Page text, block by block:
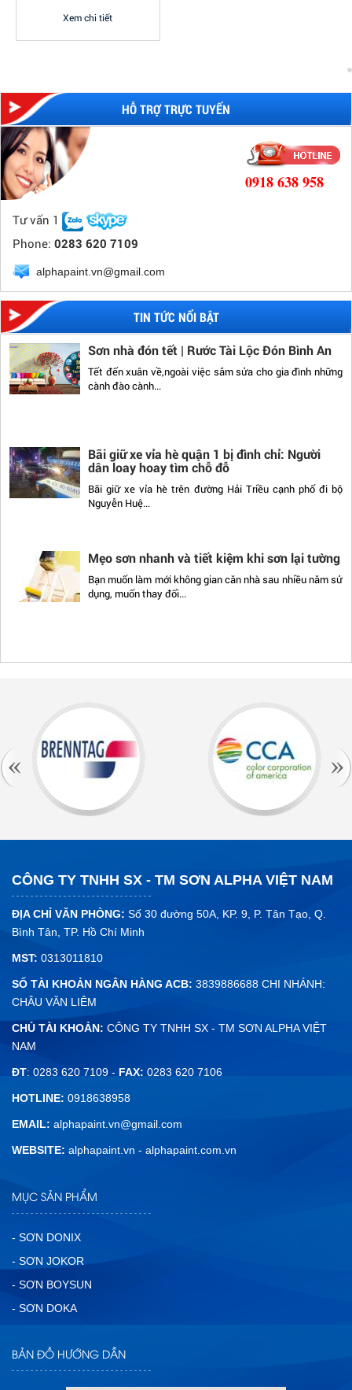
Xem chi tiết
HỖ TRỢ TRỰC TUYẾN
0918 638 958
Tư vấn 1
Phone: 0283 620 7109
alphapaint.vn@gmail.com
TIN TỨC NỔI BẬT
Bãi giữ xe vỉa hè quận 1 bị đình chỉ: Người
Mẹo sơn nhanh và tiết kiệm khi sơn lại tường
Bạn muốn làm mới không gian căn nhà sau nhiều năm sử
Kiến thức cơ bản liên quan tới bột bả
Bột trét tường là gì? Tại sao phải dùng bột trét tường?
Bột trét tường...
Sơn nhà đón tết | Rước Tài Lộc Đón Bình An
Tết đến xuân về,ngoài việc sắm sửa cho gia đình những
cành đào cành...
Bãi giữ xe vỉa hè quận 1 bị đình chỉ: Người
dân loay hoay tìm chỗ đỗ
Bãi giữ xe vỉa hè trên đường Hải Triều cạnh phố đi bộ
Nguyễn Huệ...
Mẹo sơn nhanh và tiết kiệm khi sơn lại tường
Bạn muốn làm mới không gian căn nhà sau nhiều năm sử
dụng, muốn thay đổi...
Kiến thức cơ bản liên quan tới bột bả
Sơn nhà đón tết | Rước Tài Lộc Đón Bình An
Tết đến xuân về,ngoài việc sắm sửa cho gia đình những
cành đào cành...
CÔNG TY TNHH SX - TM SƠN ALPHA VIỆT NAM
ĐỊA CHỈ VĂN PHÒNG: Số 30 đường 50A, KP. 9, P. Tân Tạo, Q.
Bình Tân, TP. Hồ Chí Minh
MST: 0313011810
SỐ TÀI KHOẢN NGÂN HÀNG ACB: 3839886688 CHI NHÁNH:
CHÂU VĂN LIÊM
CHỦ TÀI KHOẢN: CÔNG TY TNHH SX - TM SƠN ALPHA VIỆT
NAM
ĐT: 0283 620 7109 - FAX: 0283 620 7106
HOTLINE: 0918638958
EMAIL: alphapaint.vn@gmail.com
WEBSITE: alphapaint.vn - alphapaint.com.vn
MỤC SẢN PHẨM
- SƠN DONIX
- SƠN JOKOR
- SƠN BOYSUN
- SƠN DOKA
BẢN ĐỒ HƯỚNG DẪN